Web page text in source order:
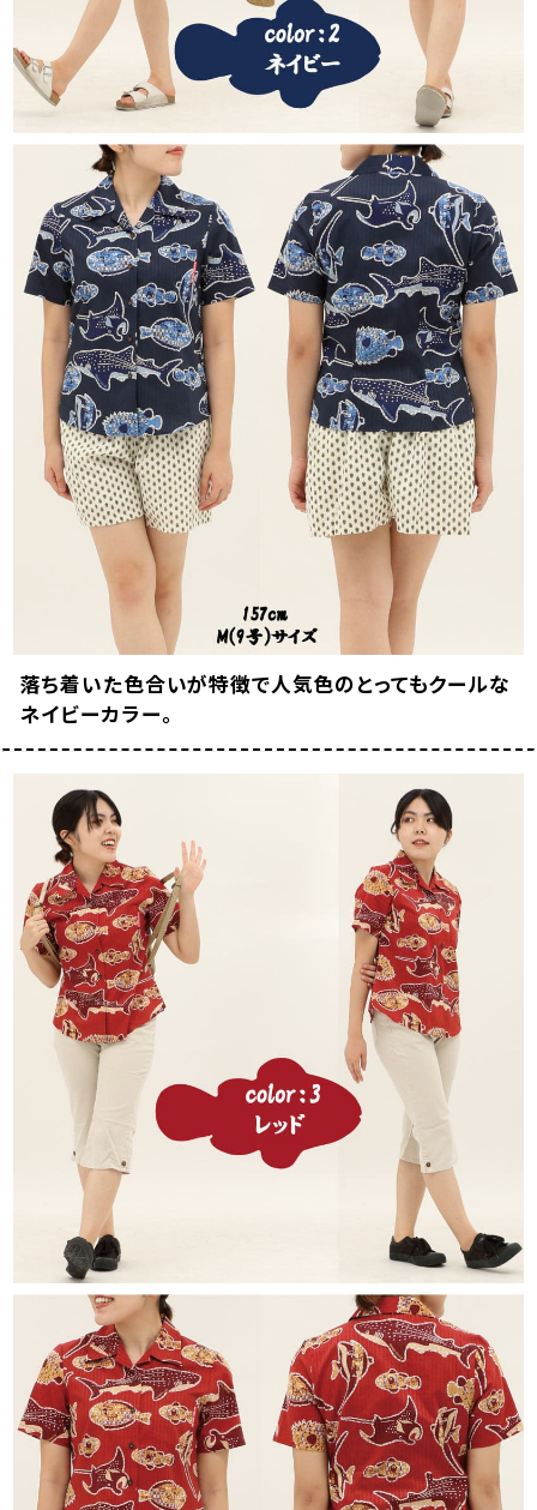
落ち着いた色合いが特徴で人気色のとってもクールな
ネイビーカラー。